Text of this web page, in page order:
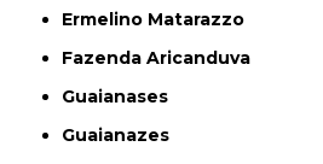
Ermelino Matarazzo
Fazenda Aricanduva
Guaianases
Guaianazes